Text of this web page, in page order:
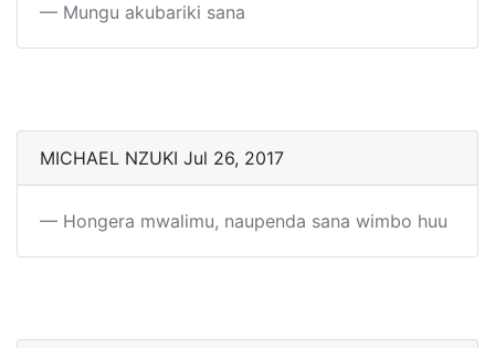
Mungu akubariki sana
MICHAEL NZUKI Jul 26, 2017
Hongera mwalimu, naupenda sana wimbo huu